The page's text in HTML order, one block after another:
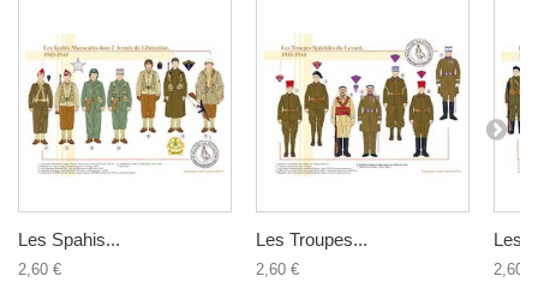
Les Spahis...
2,60 €
Les Troupes...
2,60 €
Les
2,60 €